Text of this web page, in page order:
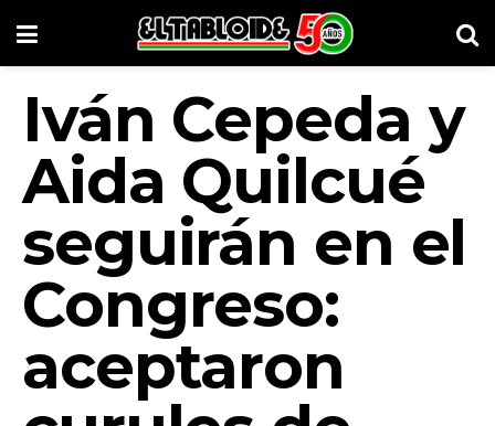
Iván Cepeda y
Aida Quilcué
seguirán en el
Congreso:
aceptaron